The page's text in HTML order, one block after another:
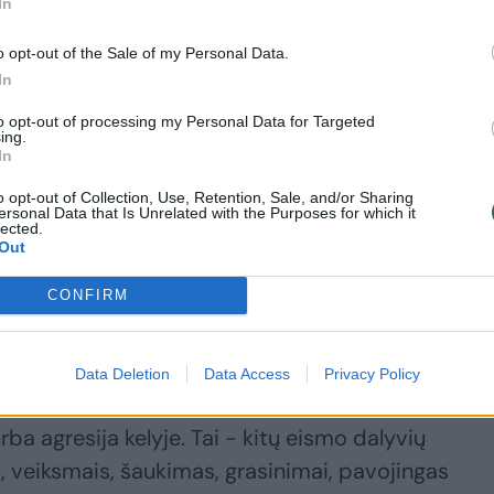
opt-out of the Sale of my Personal Data.
opt-out of processing my Personal Data for Targeted
opt-out of Collection, Use, Retention, Sale, and/or Sharing
Data that Is Unrelated with the Purposes for which it
CONFIRM
Data Deletion Data Access Privacy Policy
naudojasi telefonu be laisvų rankų
emocijų nevengia panaudoti garso
šaukti, mosuoti rankomis ar kitaip
neleidžia kitai transporto priemonei
juostą, nors jie ir signalizuoja posūkio rodykle.
jog tokiam eismo dalyvių elgesiui
terminas „road rage“ – lietuviškai šį reiškinį
agresija kelyje. Tai - kitų eismo dalyvių
šaukimas, grasinimai, pavojingas